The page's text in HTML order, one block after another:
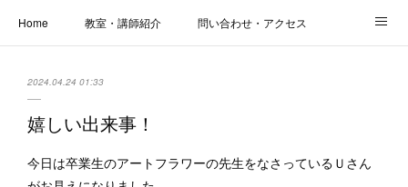
Home 教室・講師紹介 問い合わせ・アクセス
2024.04.24 01:33
嬉しい出来事！
今日は卒業生のアートフラワーの先生をなさっているＵさん